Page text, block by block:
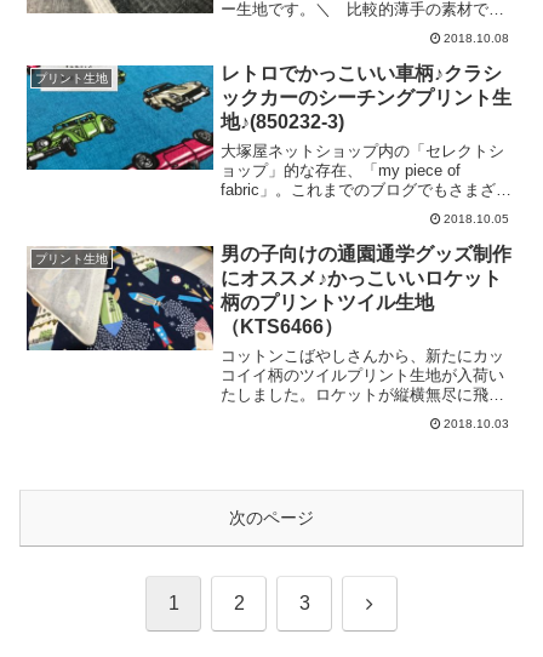
的小さめです。そのため、「ポーチ」な
に柄が収まります。また、個人的に、使
用方法として浮かびましたのが、「キッ
ズ用布団カバー」です。まるで宇宙の中
にいるような気持ちで眠れて、きっと楽
しい夢が見られるはず･
ー生地です。＼ 比較的薄手の素材で
す ／写真でご覧いただきますとデニム
のように見えますが、生地は やや薄手
で、シーチングほどの厚みがあります。
表面には自然な微光沢があり、麻ならで
はの上品なカジュアル感があります。ま
た、生地幅はおよそ148センチ。比較的広
幅の生地ですので、作品の制作コストも
抑えられますね♪＼ 3色をご用意しまし
た♡ ／ブルー、ネイビー、ブラックの
３大定番カラーをおさえています。主に
春夏のお洋服づくりなどにおすすめの生
地ですので、ややシーズン外となる秋の
この時期に、お買い得プライスにて掲載
いたしました。
2018.10.08
プリント生地
レトロでかっこいい車柄♪クラシ
ックカーのシーチングプリント生
地♪(850232-3)
大塚屋ネットショップ内の「セレクトシ
ョップ」的な存在、「my piece of
fabric」。これまでのブログでもさまざま
なアイテムをご紹介しています。(※my
piece of fabric・・・コンセプトは、「私
好みの布」思わず手元に置いておきたく
なるような、これで何を作ろうかなあと
ワクワクするような、そんな「私好みの
布」をセレクトしています）その「my
piece of fabric」に、あたらしいファブリ
ック「クラシックカーのシーチング」を
追加しました。＼ カラフルな車がボー
ダー状に走っています♪ ／＼ 車ひとつ
分のサイズは、およそ３～４センチ程度
♪ ／今回の柄のポイントは、「可愛い
2018.10.05
プリント生地
男の子向けの通園通学グッズ制作
にオススメ♪かっこいいロケット
柄のプリントツイル生地
（KTS6466）
コットンこばやしさんから、新たにカッ
コイイ柄のツイルプリント生地が入荷い
たしました。ロケットが縦横無尽に飛び
回る「わんぱくロケット」です♡＼ 2セ
ンチくらいの小さいロケットにはじま
チサイズのロケットも発見！ ／ポップ
な雰囲気の、まるっこくてカラフルなロ
ケットが多くを占めます。ロケットには
暗号のような文字が。好奇心を刺激しま
ちょうどいい厚みです。元気いっぱいの
ロケット柄が、ママさんの創作意欲にも
2018.10.03
次のページ
1 2 3 次